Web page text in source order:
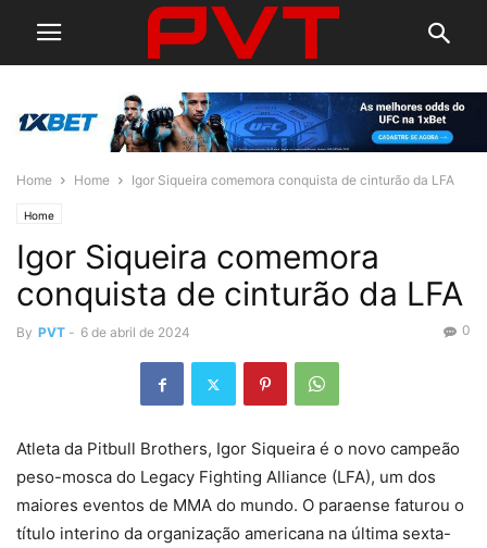
Home Home Igor Siqueira comemora conquista de cinturão da LFA
Home
Igor Siqueira comemora
conquista de cinturão da LFA
By PVT - 6 de abril de 2024 0
Atleta da Pitbull Brothers, Igor Siqueira é o novo campeão
peso-mosca do Legacy Fighting Alliance (LFA), um dos
maiores eventos de MMA do mundo. O paraense faturou o
título interino da organização americana na última sexta-